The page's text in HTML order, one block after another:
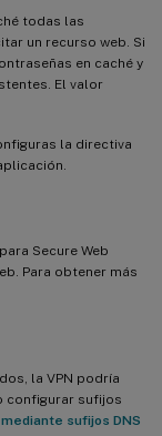
todas las
un recurso web. Si
en caché y
El valor
la directiva
Secure Web
Para obtener más
la VPN podría
configurar sufijos
sufijos DNS